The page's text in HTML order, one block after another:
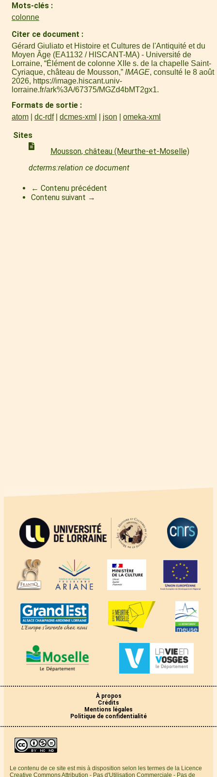
Mots-clés
colonne
Citer ce document
Gérard Giuliato et Histoire et Cultures de l'Antiquité et du
Moyen Âge (EA1132 / HISCANT-MA) - Université de
Lorraine, “Élément de colonne XIIe s. de la chapelle Saint-
Cyriaque, château de Mousson,” IMAGE, consulté le 8 août
2026, https://image.hiscant.univ-
lorraine.fr/ark%3A/67375/MGZd4bMT2gx1.
Formats de sortie
atom dc-rdf dcmes-xml json omeka-xml
Sites
Mousson, château (Meurthe-et-Moselle)
dcterms:relation ce document
← Contenu précédent
Contenu suivant →
À propos
Crédits
Mentions légales
Politique de confidentialité
Le contenu de ce site est mis à disposition selon les termes de la Licence
Creative Commons Attribution - Pas d'Utilisation Commerciale - Pas de